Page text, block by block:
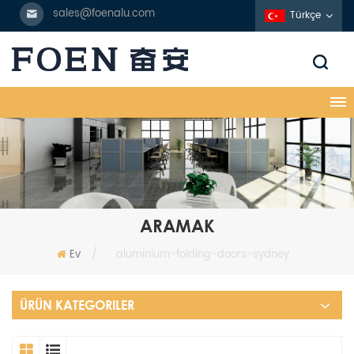
sales@foenalu.com Türkçe
ARAMAK
Ev / aluminium-folding-doors-sydney
ÜRÜN KATEGORILER